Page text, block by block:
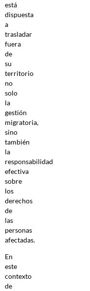
está
dispuesta
a
trasladar
fuera
de
su
territorio
no
solo
la
gestión
migratoria,
sino
también
la
responsabilidad
efectiva
sobre
los
derechos
de
las
personas
afectadas.
En
este
contexto
de